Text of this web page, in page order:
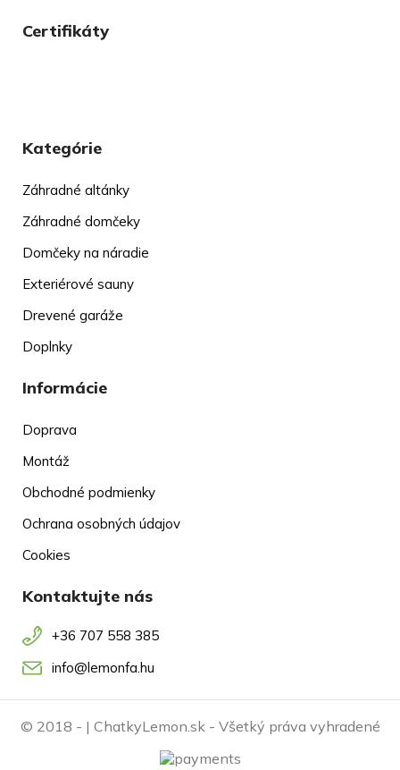
Certifikáty
Kategórie
Záhradné altánky
Záhradné domčeky
Domčeky na náradie
Exteriérové sauny
Drevené garáže
Doplnky
Informácie
Doprava
Montáž
Obchodné podmienky
Ochrana osobných údajov
Cookies
Kontaktujte nás
+36 707 558 385
info@lemonfa.hu
© 2018 - | ChatkyLemon.sk - Všetký práva vyhradené